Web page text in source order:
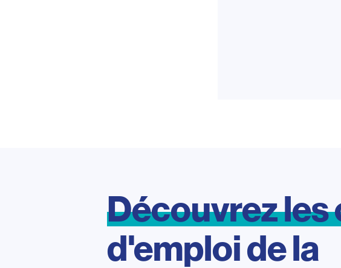
Découvrezles
d'emploi de la